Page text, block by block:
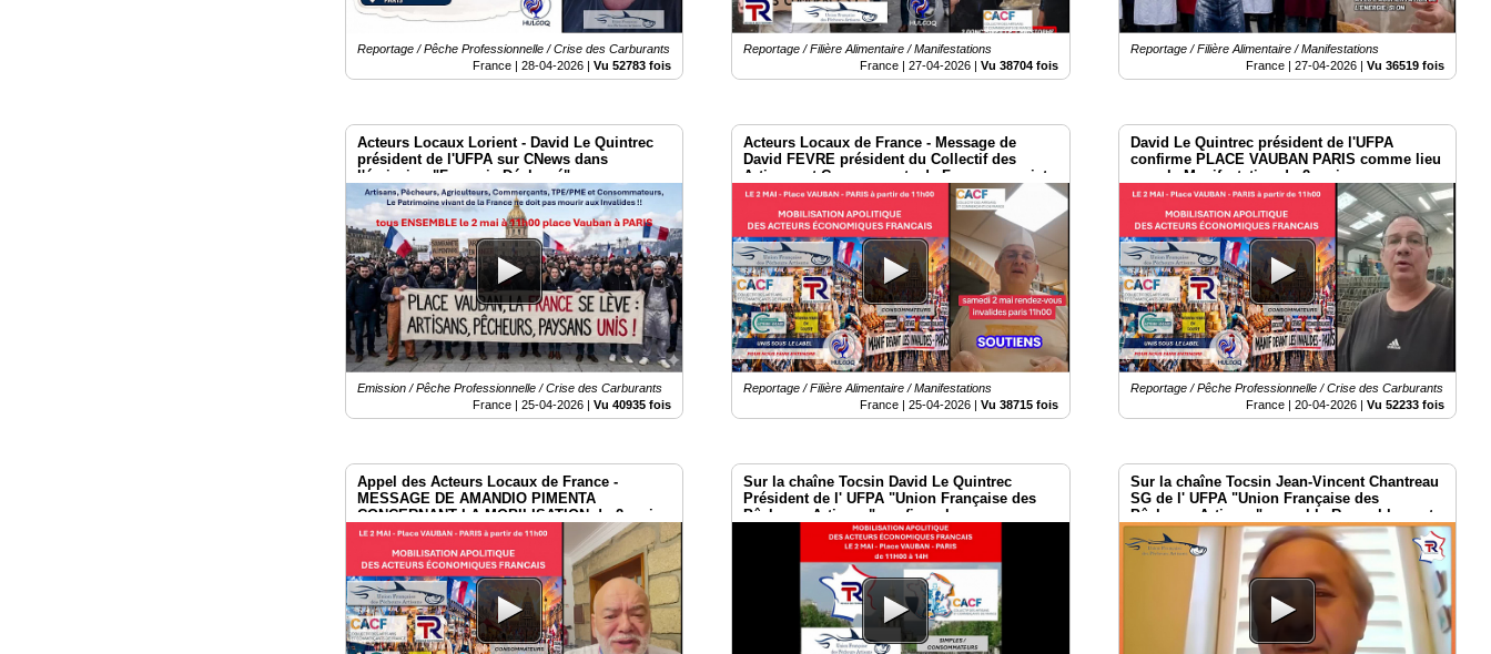
Reportage / Pêche Professionnelle / Crise des Carburants
France |28-04-2026 |Vu 52783 fois
Reportage / Filière Alimentaire / Manifestations
France | 27-04-2026| Vu 38704 fois
Reportage / Filière Alimentaire / Manifestations
France |27-04-2026 |Vu 36519 fois
Acteurs Locaux Lorient - David Le Quintrec
président de l'UFPA sur CNews dans
l'émission "Français Déclassé"
Emission / Pêche Professionnelle / Crise des Carburants
France |25-04-2026 |Vu 40935 fois
Acteurs Locaux de France - Message de
David FEVRE président du Collectif des
Artisans et Commerçants de France au sujet
du 2 mai à Paris
Reportage / Filière Alimentaire / Manifestations
France | 25-04-2026| Vu 38715 fois
David Le Quintrec président de l'UFPA
confirme PLACE VAUBAN PARIS comme lieu
pour la Manifestation du 2 mai
Reportage / Pêche Professionnelle / Crise des Carburants
France |20-04-2026 |Vu 52233 fois
Appel des Acteurs Locaux de France -
MESSAGE DE AMANDIO PIMENTA
CONCERNANT LA MOBILISATION du 2 mai
2026 à Paris.
Sur la chaîne Tocsin David Le Quintrec
Président de l' UFPA "Union Française des
Pêcheurs Artisans" confirme le
Rassemblement du 2 mai à Paris
Sur la chaîne Tocsin Jean-Vincent Chantreau
SG de l' UFPA "Union Française des
Pêcheurs Artisans" rappel le Rasemblement
des Acteurs économique Locaux du 2 mai à
Paris